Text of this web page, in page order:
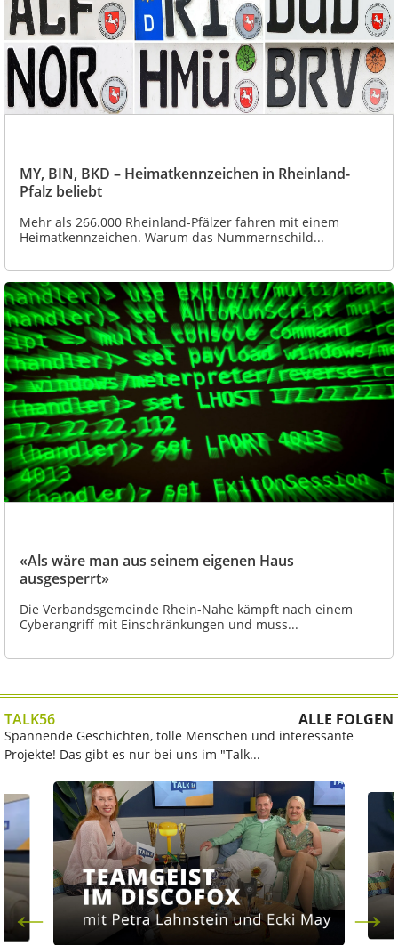
MY, BIN, BKD – Heimatkennzeichen in Rheinland-
Pfalz beliebt
Mehr als 266.000 Rheinland-Pfälzer fahren mit einem
Heimatkennzeichen. Warum das Nummernschild...
«Als wäre man aus seinem eigenen Haus
ausgesperrt»
Die Verbandsgemeinde Rhein-Nahe kämpft nach einem
Cyberangriff mit Einschränkungen und muss...
TALK56 ALLE FOLGEN
Spannende Geschichten, tolle Menschen und interessante
Projekte! Das gibt es nur bei uns im "Talk...